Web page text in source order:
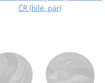
ČR (bílé, pár)